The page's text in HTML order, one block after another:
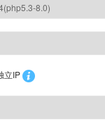
立IP